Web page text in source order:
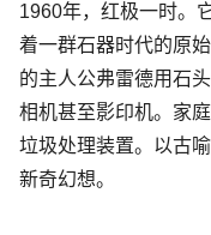
1960年，红极一时。
着一群石器时代的原
的主人公弗雷德用石
相机甚至影印机。家
垃圾处理装置。以古
新奇幻想。